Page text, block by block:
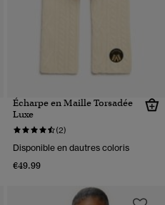
Écharpe en Maille Torsadée
Luxe
(2)
Disponible en dautres coloris
€49.99